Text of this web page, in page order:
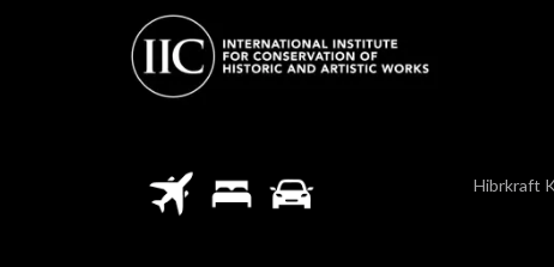
Hibrkraft